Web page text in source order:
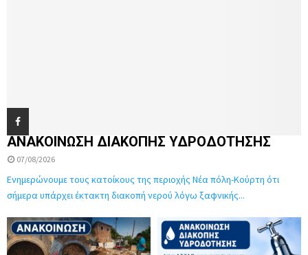
ΑΝΑΚΟΙΝΩΣΗ ΔΙΑΚΟΠΗΣ ΥΔΡΟΔΟΤΗΣΗΣ
07/08/2026
Ενημερώνουμε τους κατοίκους της περιοχής Νέα πόλη-Κούρτη ότι
σήμερα υπάρχει έκτακτη διακοπή νερού λόγω ξαφνικής...